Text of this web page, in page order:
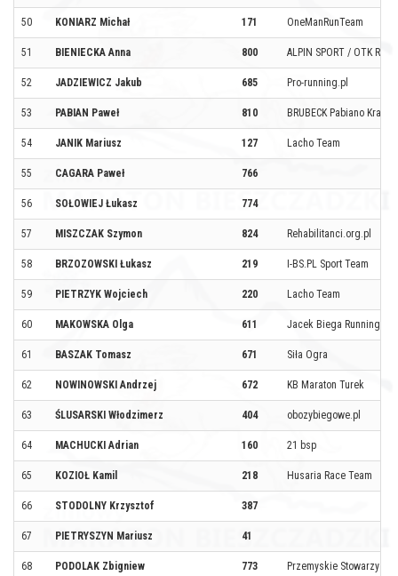
50 KONIARZ Michał 171 OneManRunTeam
51 BIENIECKA Anna 800 ALPIN SPORT / OTK
52 JADZIEWICZ Jakub 685 Pro-running.pl
53 PABIAN Paweł 810 BRUBECK Pabiano
54 JANIK Mariusz 127 Lacho Team
55 CAGARA Paweł 766
56 SOŁOWIEJ Łukasz 774
57 MISZCZAK Szymon 824 Rehabilitanci.org.pl
58 BRZOZOWSKI Łukasz 219 I-BS.PL Sport Team
59 PIETRZYK Wojciech 220 Lacho Team
60 MAKOWSKA Olga 611 Jacek Biega Running
61 BASZAK Tomasz 671 Siła Ogra
62 NOWINOWSKI Andrzej 672 KB Maraton Turek
63 ŚLUSARSKI Włodzimerz 404 obozybiegowe.pl
64 MACHUCKI Adrian 160 21 bsp
65 KOZIOŁ Kamil 218 Husaria Race Team
66 STODOLNY Krzysztof 387
67 PIETRYSZYN Mariusz 41
68 PODOLAK Zbigniew 773 Przemyskie